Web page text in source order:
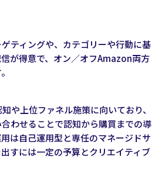
ティングや、カテゴリーや行動に基
が得意で、オン／オフAmazon両方
や上位ファネル施策に向いており、
わせることで認知から購買までの導
は自己運用型と専任のマネージドサ
すには一定の予算とクリエイティブ